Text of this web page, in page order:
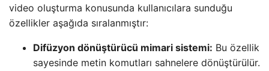
video oluşturma konusunda kullanıcılara sunduğu
özellikler aşağıda sıralanmıştır:
Difüzyon dönüştürücü mimari sistemi: Bu özellik
sayesinde metin komutları sahnelere dönüştürülür.